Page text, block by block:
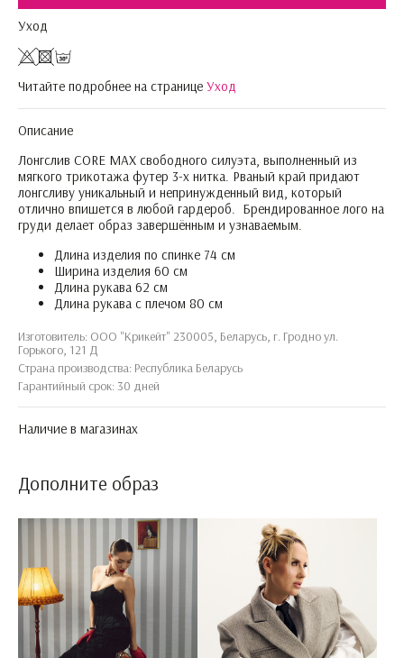
Уход
Читайте подробнее на странице Уход
Описание
Лонгслив CORE MAX свободного силуэта, выполненный из
мягкого трикотажа футер 3-х нитка. Рваный край придают
лонгсливу уникальный и непринужденный вид, который
отлично впишется в любой гардероб. Брендированное лого на
груди делает образ завершённым и узнаваемым.
Длина изделия по спинке 74 см
Ширина изделия 60 см
Длина рукава 62 см
Длина рукава с плечом 80 см
Изготовитель: ООО "Крикейт" 230005, Беларусь, г. Гродно ул.
Горького, 121 Д
Страна производства: Республика Беларусь
Гарантийный срок: 30 дней
Наличие в магазинах
Дополните образ